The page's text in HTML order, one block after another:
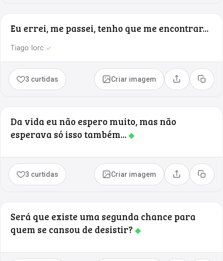
Eu errei, me passei, tenho que me encontrar...
Tiago Iorc ✓
3 curtidas Criar imagem Compartilhar
Copiar
Da vida eu não espero muito, mas não
esperava só isso também...◆
3 curtidas Criar imagem Compartilhar
Copiar
Será que existe uma segunda chance para
quem se cansou de desistir? ◆